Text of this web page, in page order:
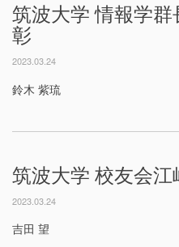
筑波大学 情報学群
彰
2023.03.24
鈴木 紫琉
筑波大学 校友会江
2023.03.24
吉田 望